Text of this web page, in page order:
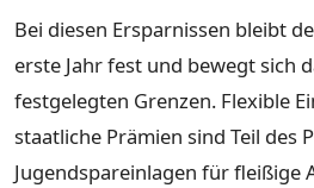
Bei diesen Ersparnissen bleibt
erste Jahr fest und bewegt sich
festgelegten Grenzen. Flexible
staatliche Prämien sind Teil des
Jugendspareinlagen für fleißige